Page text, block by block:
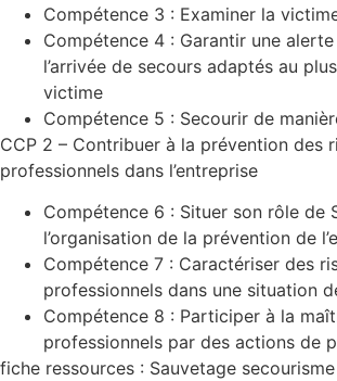
Compétence 3 : Examiner la
Compétence 4 : Garantir une
l’arrivée de secours adaptés au
victime
Compétence 5 : Secourir de
CCP 2 – Contribuer à la prévention des
professionnels dans l’entreprise
Compétence 6 : Situer son rôle de
l’organisation de la prévention de
Compétence 7 : Caractériser des
professionnels dans une situation
Compétence 8 : Participer à la
professionnels par des actions de
fiche ressources : Sauvetage